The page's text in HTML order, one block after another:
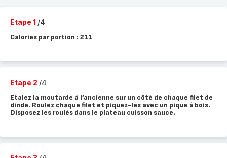
Etape 1 /4
Calories par portion : 211
Etape 2 /4
Etalez la moutarde à l’ancienne sur un côté de chaque filet de
dinde. Roulez chaque filet et piquez-les avec un pique à bois.
Disposez les roulés dans le plateau cuisson sauce.